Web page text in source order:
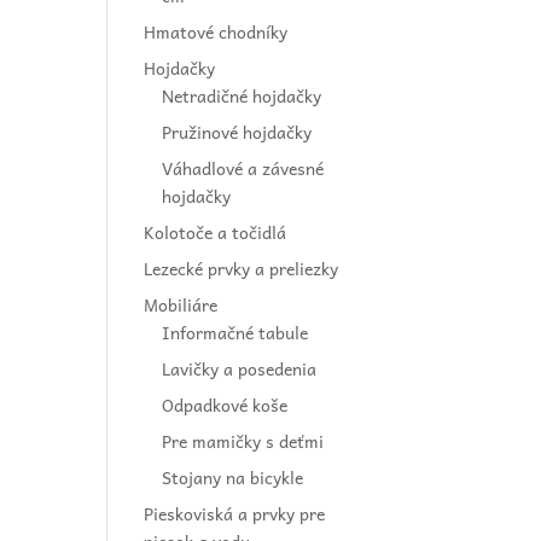
Hmatové chodníky
Hojdačky
Netradičné hojdačky
Pružinové hojdačky
Váhadlové a závesné
hojdačky
Kolotoče a točidlá
Lezecké prvky a preliezky
Mobiliáre
Informačné tabule
Lavičky a posedenia
Odpadkové koše
Pre mamičky s deťmi
Stojany na bicykle
Pieskoviská a prvky pre